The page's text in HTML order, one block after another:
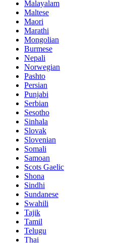
Malayalam
Maltese
Maori
Marathi
Mongolian
Burmese
Nepali
Norwegian
Pashto
Persian
Punjabi
Serbian
Sesotho
Sinhala
Slovak
Slovenian
Somali
Samoan
Scots Gaelic
Shona
Sindhi
Sundanese
Swahili
Tajik
Tamil
Telugu
Thai